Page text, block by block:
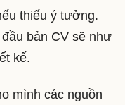
thiếu ý tưởng.
bản CV sẽ như
kế.
mình các nguồn